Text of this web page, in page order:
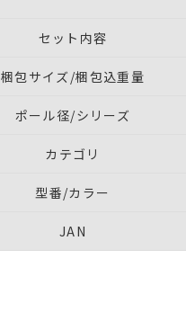
セット内容
梱包サイズ/梱包込重量
ポール径/シリーズ
カテゴリ
型番/カラー
JAN